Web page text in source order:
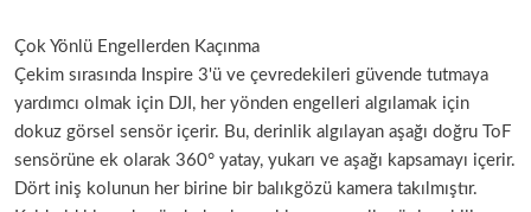
Çok Yönlü Engellerden Kaçınma
Çekim sırasında Inspire 3'ü ve çevredekileri güvende tutmaya
yardımcı olmak için DJI, her yönden engelleri algılamak için
dokuz görsel sensör içerir. Bu, derinlik algılayan aşağı doğru ToF
sensörüne ek olarak 360° yatay, yukarı ve aşağı kapsamayı içerir.
Dört iniş kolunun her birine bir balıkgözü kamera takılmıştır.